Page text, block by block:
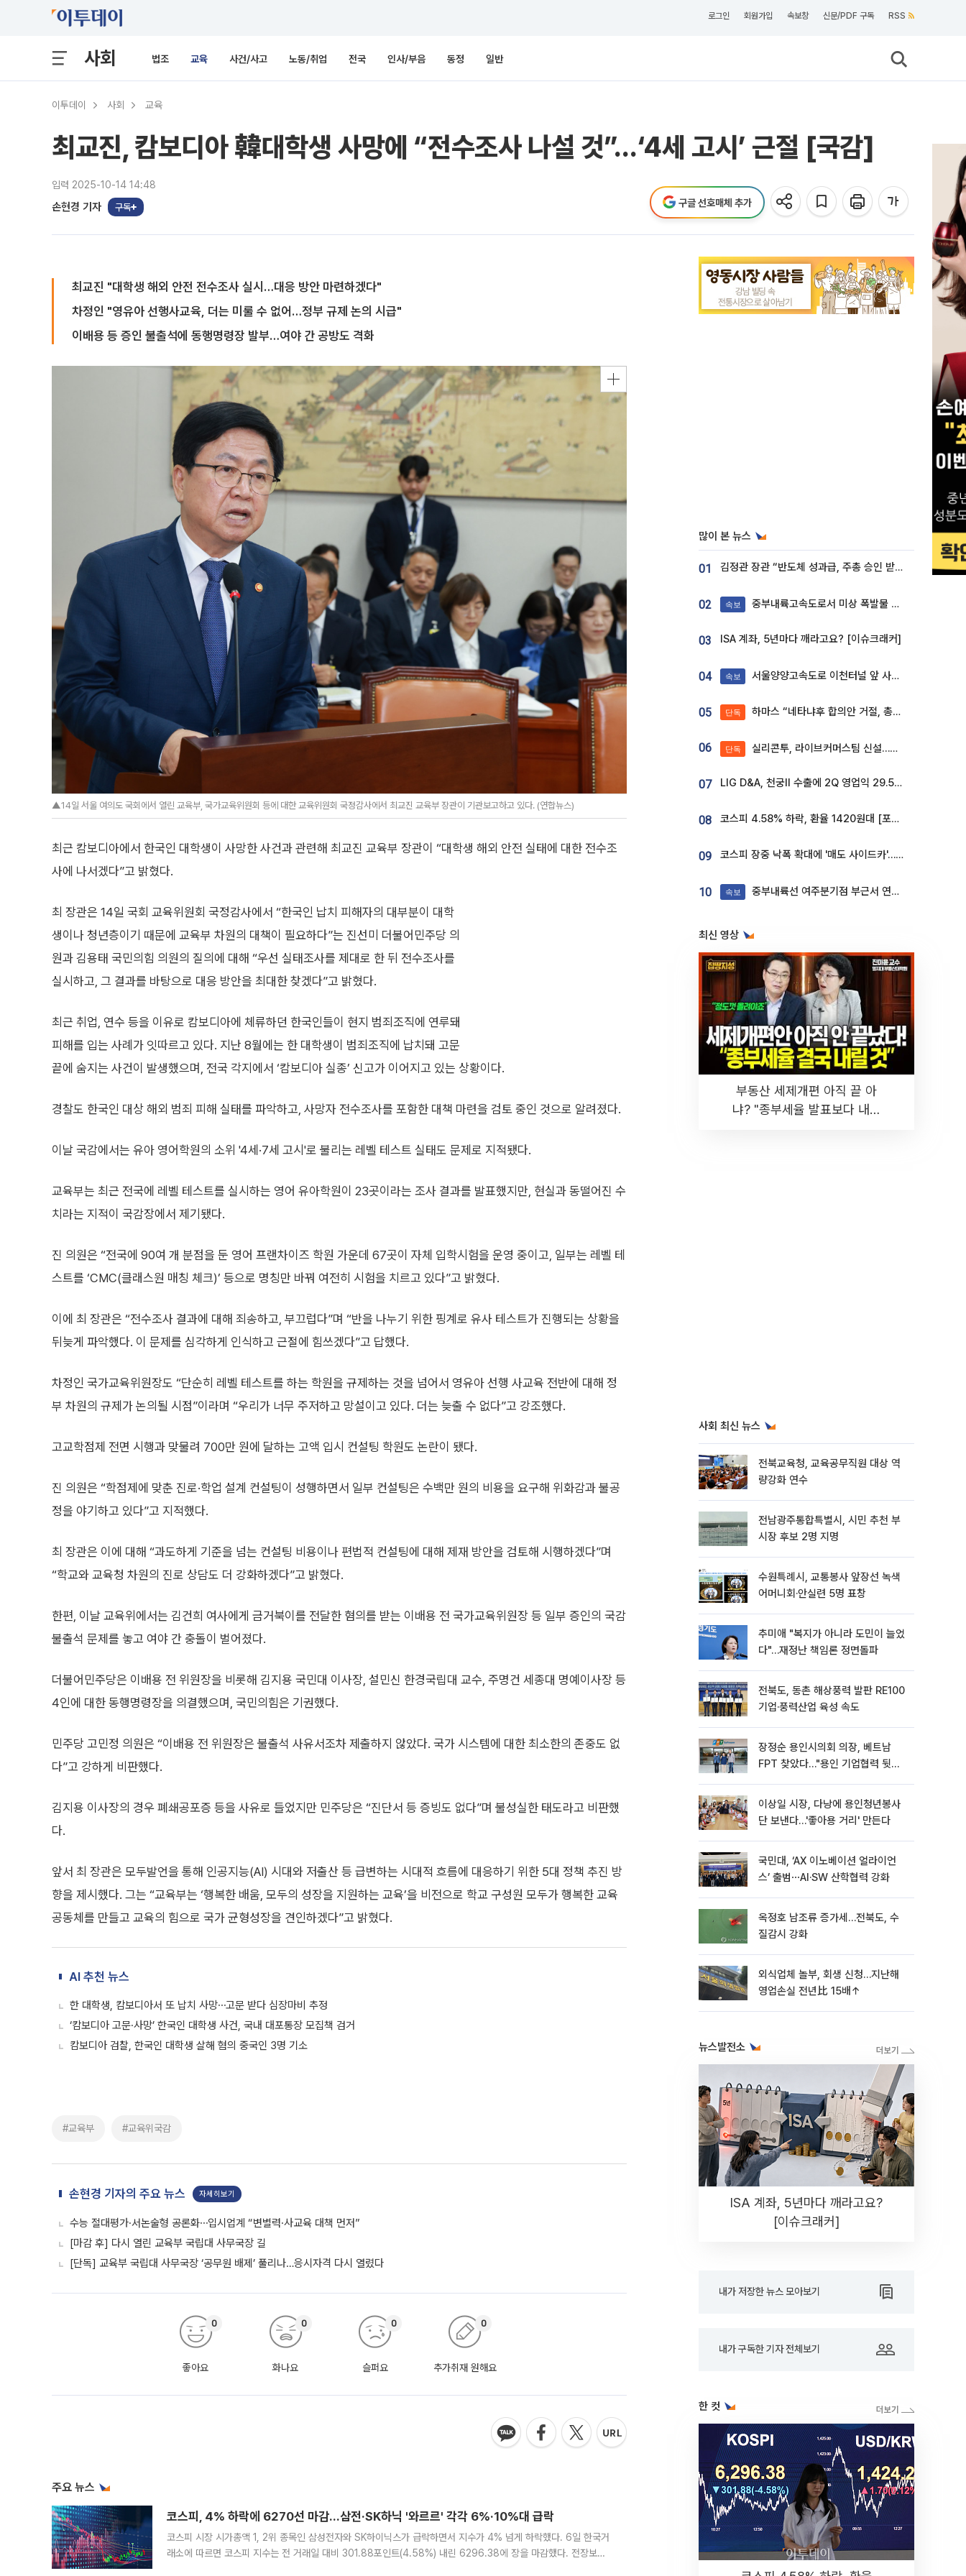
로그인 회원가입 속보창 신문/PDF 구독 RSS
사회 법조 교육 사건/사고 노동/취업 전국 인사/부음 동정 일반
이투데이 사회 교육
최교진, 캄보디아 韓대학생 사망에 “전수조사 나설 것”…‘4세 고시’ 근절 [국감]
입력 2025-10-14 14:48
손현경 기자 구독 구글 선호매체 추가
최교진 "대학생 해외 안전 전수조사 실시…대응 방안 마련하겠다"
차정인 "영유아 선행사교육, 더는 미룰 수 없어…정부 규제 논의 시급"
이배용 등 증인 불출석에 동행명령장 발부…여야 간 공방도 격화
▲14일 서울 여의도 국회에서 열린 교육부, 국가교육위원회 등에 대한 교육위원회 국정감사에서 최교진 교육부 장관이 기관보고하고 있다. (연합뉴스)
최근 캄보디아에서 한국인 대학생이 사망한 사건과 관련해 최교진 교육부 장관이 “대학생 해외 안전 실태에 대한 전수조
사에 나서겠다”고 밝혔다.
최 장관은 14일 국회 교육위원회 국정감사에서 “한국인 납치 피해자의 대부분이 대학
생이나 청년층이기 때문에 교육부 차원의 대책이 필요하다”는 진선미 더불어민주당 의
원과 김용태 국민의힘 의원의 질의에 대해 “우선 실태조사를 제대로 한 뒤 전수조사를
실시하고, 그 결과를 바탕으로 대응 방안을 최대한 찾겠다”고 밝혔다.
최근 취업, 연수 등을 이유로 캄보디아에 체류하던 한국인들이 현지 범죄조직에 연루돼
피해를 입는 사례가 잇따르고 있다. 지난 8월에는 한 대학생이 범죄조직에 납치돼 고문
끝에 숨지는 사건이 발생했으며, 전국 각지에서 ‘캄보디아 실종’ 신고가 이어지고 있는 상황이다.
경찰도 한국인 대상 해외 범죄 피해 실태를 파악하고, 사망자 전수조사를 포함한 대책 마련을 검토 중인 것으로 알려졌다.
이날 국감에서는 유아 영어학원의 소위 '4세·7세 고시'로 불리는 레벨 테스트 실태도 문제로 지적됐다.
교육부는 최근 전국에 레벨 테스트를 실시하는 영어 유아학원이 23곳이라는 조사 결과를 발표했지만, 현실과 동떨어진 수
치라는 지적이 국감장에서 제기됐다.
진 의원은 “전국에 90여 개 분점을 둔 영어 프랜차이즈 학원 가운데 67곳이 자체 입학시험을 운영 중이고, 일부는 레벨 테
스트를 ‘CMC(클래스원 매칭 체크)’ 등으로 명칭만 바꿔 여전히 시험을 치르고 있다”고 밝혔다.
이에 최 장관은 “전수조사 결과에 대해 죄송하고, 부끄럽다”며 “반을 나누기 위한 핑계로 유사 테스트가 진행되는 상황을
뒤늦게 파악했다. 이 문제를 심각하게 인식하고 근절에 힘쓰겠다”고 답했다.
차정인 국가교육위원장도 “단순히 레벨 테스트를 하는 학원을 규제하는 것을 넘어서 영유아 선행 사교육 전반에 대해 정
부 차원의 규제가 논의될 시점”이라며 “우리가 너무 주저하고 망설이고 있다. 더는 늦출 수 없다”고 강조했다.
고교학점제 전면 시행과 맞물려 700만 원에 달하는 고액 입시 컨설팅 학원도 논란이 됐다.
진 의원은 “학점제에 맞춘 진로·학업 설계 컨설팅이 성행하면서 일부 컨설팅은 수백만 원의 비용을 요구해 위화감과 불공
정을 야기하고 있다”고 지적했다.
최 장관은 이에 대해 “과도하게 기준을 넘는 컨설팅 비용이나 편법적 컨설팅에 대해 제재 방안을 검토해 시행하겠다”며
“학교와 교육청 차원의 진로 상담도 더 강화하겠다”고 밝혔다.
한편, 이날 교육위에서는 김건희 여사에게 금거북이를 전달한 혐의를 받는 이배용 전 국가교육위원장 등 일부 증인의 국감
불출석 문제를 놓고 여야 간 충돌이 벌어졌다.
더불어민주당은 이배용 전 위원장을 비롯해 김지용 국민대 이사장, 설민신 한경국립대 교수, 주명건 세종대 명예이사장 등
4인에 대한 동행명령장을 의결했으며, 국민의힘은 기권했다.
민주당 고민정 의원은 “이배용 전 위원장은 불출석 사유서조차 제출하지 않았다. 국가 시스템에 대한 최소한의 존중도 없
다”고 강하게 비판했다.
김지용 이사장의 경우 폐쇄공포증 등을 사유로 들었지만 민주당은 “진단서 등 증빙도 없다”며 불성실한 태도라고 비판했
다.
앞서 최 장관은 모두발언을 통해 인공지능(AI) 시대와 저출산 등 급변하는 시대적 흐름에 대응하기 위한 5대 정책 추진 방
향을 제시했다. 그는 “교육부는 ‘행복한 배움, 모두의 성장을 지원하는 교육’을 비전으로 학교 구성원 모두가 행복한 교육
공동체를 만들고 교육의 힘으로 국가 균형성장을 견인하겠다”고 밝혔다.
AI 추천 뉴스
한 대학생, 캄보디아서 또 납치 사망⋯고문 받다 심장마비 추정
‘캄보디아 고문·사망’ 한국인 대학생 사건, 국내 대포통장 모집책 검거
캄보디아 검찰, 한국인 대학생 살해 혐의 중국인 3명 기소
#교육부 #교육위국감
손현경 기자의 주요 뉴스 자세히보기
수능 절대평가·서논술형 공론화⋯입시업계 “변별력·사교육 대책 먼저”
[마감 후] 다시 열린 교육부 국립대 사무국장 길
[단독] 교육부 국립대 사무국장 ‘공무원 배제’ 풀리나…응시자격 다시 열렸다
좋아요
0
화나요
0
슬퍼요
0
추가취재 원해요
0
주요 뉴스
코스피, 4% 하락에 6270선 마감…삼전·SK하닉 '와르르' 각각 6%·10%대 급락
코스피 시장 시가총액 1, 2위 종목인 삼성전자와 SK하이닉스가 급락하면서 지수가 4% 넘게 하락했다. 6일 한국거
래소에 따르면 코스피 지수는 전 거래일 대비 301.88포인트(4.58%) 내린 6296.38에 장을 마감했다. 전장보다
많이 본 뉴스
01 김정관 장관 “반도체 성과급, 주총 승인 받도록”…상법·자본시장법 개정 시사
02 속보 중부내륙고속도로서 미상 폭발물 발견
03 ISA 계좌, 5년마다 깨라고요? [이슈크래커]
04 속보 서울양양고속도로 이천터널 앞 사고 발생
05 단독 하마스 “네타냐후 합의안 거절, 총선 앞두고 시간 끌기”
06 단독 실리콘투, 라이브커머스팀 신설…K뷰티 ‘글로벌 판매망’ 확대[K뷰티 라방戰]
07 LIG D&A, 천궁Ⅱ 수출에 2Q 영업익 29.5%↑…수주잔고 24.6조 [종합]
08 코스피 4.58% 하락, 환율 1420원대 [포토]
09 코스피 장중 낙폭 확대에 '매도 사이드카'…외인 2.8조'팔자'· 개인 3.1조 '사자'
10 속보 중부내륙선 여주분기점 부근서 연이은 추돌사고 발생
최신 영상
부동산 세제개편 아직 끝 아
냐? "종부세율 발표보다 내릴
사회 최신 뉴스
전북교육청, 교육공무직원 대상 역
량강화 연수
전남광주통합특별시, 시민 추천 부
시장 후보 2명 지명
수원특례시, 교통봉사 앞장선 녹색
어머니회·안실련 5명 표창
추미애 "복지가 아니라 도민이 늘었
다"…재정난 책임론 정면돌파
전북도, 동촌 해상풍력 발판 RE100
기업·풍력산업 육성 속도
장정순 용인시의회 의장, 베트남
FPT 찾았다…"용인 기업협력 뒷받
이상일 시장, 다낭에 용인청년봉사
단 보낸다…'좋아용 거리' 만든다
국민대, ‘AX 이노베이션 얼라이언
스’ 출범⋯AI·SW 산학협력 강화
옥정호 남조류 증가세…전북도, 수
질감시 강화
외식업체 놀부, 회생 신청…지난해
영업손실 전년比 15배↑
뉴스발전소
ISA 계좌, 5년마다 깨라고요?
[이슈크래커]
내가 저장한 뉴스 모아보기
내가 구독한 기자 전체보기
한 컷